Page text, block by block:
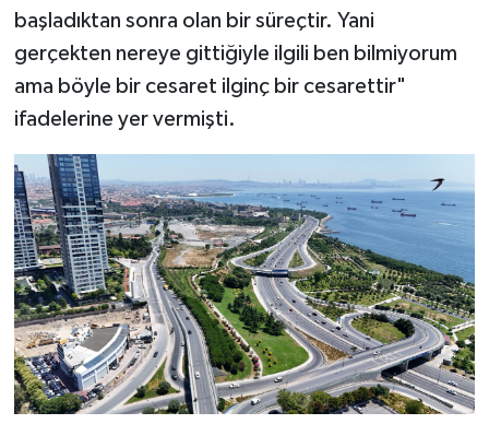
başladıktan sonra olan bir süreçtir. Yani
gerçekten nereye gittiğiyle ilgili ben bilmiyorum
ama böyle bir cesaret ilginç bir cesarettir"
ifadelerine yer vermişti.